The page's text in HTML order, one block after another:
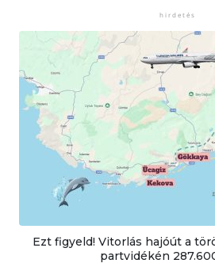
Ezt figyeld! Vitorlás hajóút a
partvidékén